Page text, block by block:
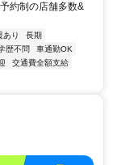
約制の店舗多数&
あり
長期
歴不問
車通勤OK
交通費全額支給